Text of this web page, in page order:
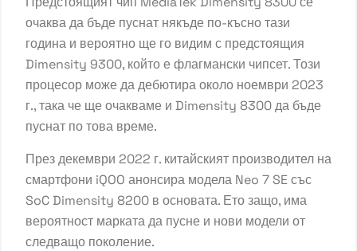
очаква да бъде пуснат някъде по-късно тази
година и вероятно ще го видим с предстоящия
Dimensity 9300, който е флагмански чипсет. Този
процесор може да дебютира около ноември 2023
г., така че ще очакваме и Dimensity 8300 да бъде
пуснат по това време.
През декември 2022 г. китайският производител на
смартфони iQOO анонсира модела Neo 7 SE със
SoC Dimensity 8200 в основата. Ето защо, има
вероятност марката да пусне и нови модели от
следващо поколение.